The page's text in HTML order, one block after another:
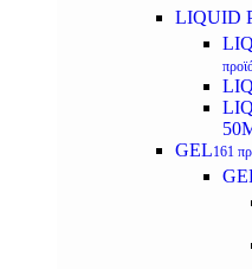
LIQUID
GEL161